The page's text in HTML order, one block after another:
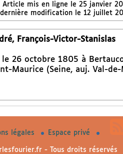
Article mis en ligne le 25 janvier
dernière modification le 12 juillet
François-Victor-Stanislas
le 26 octobre 1805 à
Maurice (Seine, auj. Val-
légales Espace privé
- Tous droits réservés